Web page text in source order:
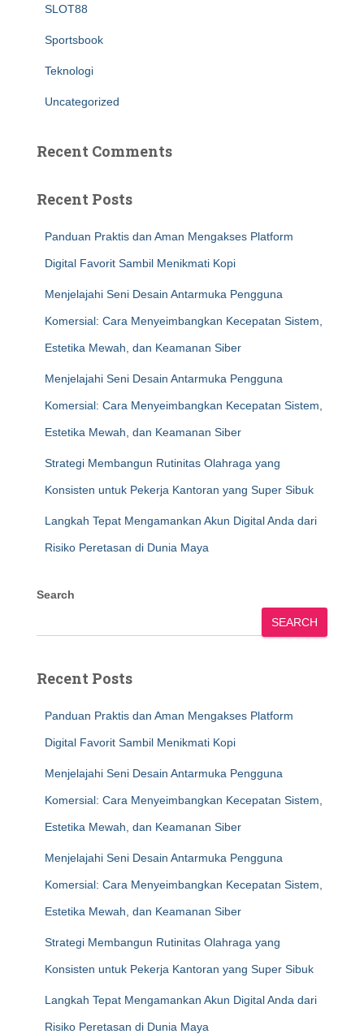
SLOT88
Sportsbook
Teknologi
Uncategorized
Recent Comments
Recent Posts
Panduan Praktis dan Aman Mengakses Platform
Digital Favorit Sambil Menikmati Kopi
Menjelajahi Seni Desain Antarmuka Pengguna
Komersial: Cara Menyeimbangkan Kecepatan Sistem,
Estetika Mewah, dan Keamanan Siber
Menjelajahi Seni Desain Antarmuka Pengguna
Komersial: Cara Menyeimbangkan Kecepatan Sistem,
Estetika Mewah, dan Keamanan Siber
Strategi Membangun Rutinitas Olahraga yang
Konsisten untuk Pekerja Kantoran yang Super Sibuk
Langkah Tepat Mengamankan Akun Digital Anda dari
Risiko Peretasan di Dunia Maya
Search
SEARCH
Recent Posts
Panduan Praktis dan Aman Mengakses Platform
Digital Favorit Sambil Menikmati Kopi
Menjelajahi Seni Desain Antarmuka Pengguna
Komersial: Cara Menyeimbangkan Kecepatan Sistem,
Estetika Mewah, dan Keamanan Siber
Menjelajahi Seni Desain Antarmuka Pengguna
Komersial: Cara Menyeimbangkan Kecepatan Sistem,
Estetika Mewah, dan Keamanan Siber
Strategi Membangun Rutinitas Olahraga yang
Konsisten untuk Pekerja Kantoran yang Super Sibuk
Langkah Tepat Mengamankan Akun Digital Anda dari
Risiko Peretasan di Dunia Maya